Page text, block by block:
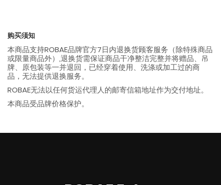
购买须知
本商品支持ROBAE品牌官方7日内退换货顾客服务（除特殊商品
或限量商品外）,退换货需保证商品干净整洁完整并将赠品、吊
牌、原包装等一并退回，已经穿着使用、洗涤或加工过的商
品，无法提供退换服务。
ROBAE无法以任何货运代理人的邮寄信箱地址作为交付地址。
本商品受品牌价格保护。